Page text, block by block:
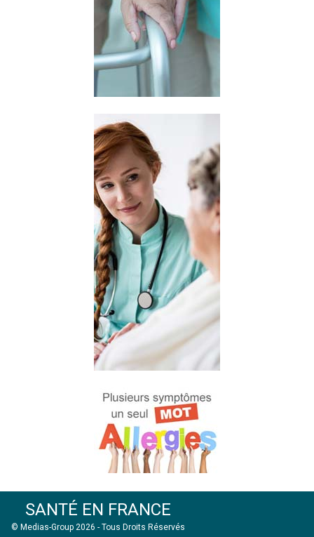
SANTÉ EN FRANCE
© Medias-Group 2026 - Tous Droits Réservés